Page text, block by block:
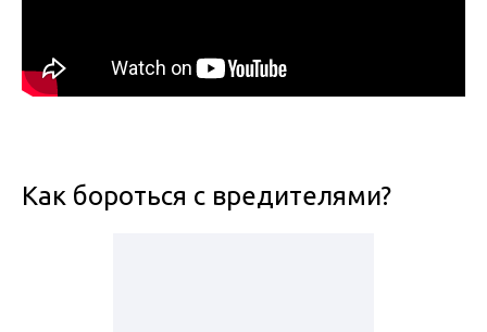
Как бороться с вредителями?